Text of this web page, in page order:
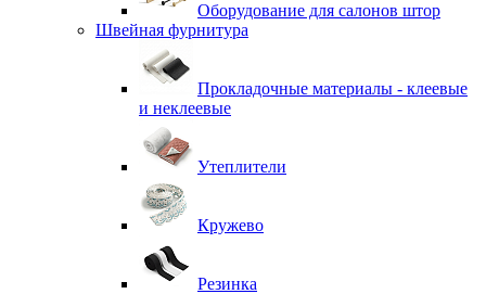
Оборудование для салонов штор
Швейная фурнитура
Прокладочные материалы - клеевые
и неклеевые
Утеплители
Кружево
Резинка